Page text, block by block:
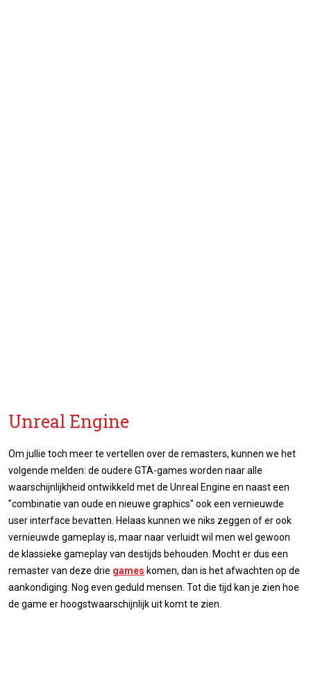
Unreal Engine
Om jullie toch meer te vertellen over de remasters, kunnen we het
volgende melden: de oudere GTA-games worden naar alle
waarschijnlijkheid ontwikkeld met de Unreal Engine en naast een
"combinatie van oude en nieuwe graphics" ook een vernieuwde
user interface bevatten. Helaas kunnen we niks zeggen of er ook
vernieuwde gameplay is, maar naar verluidt wil men wel gewoon
de klassieke gameplay van destijds behouden. Mocht er dus een
remaster van deze drie games komen, dan is het afwachten op de
aankondiging. Nog even geduld mensen. Tot die tijd kan je zien hoe
de game er hoogstwaarschijnlijk uit komt te zien.